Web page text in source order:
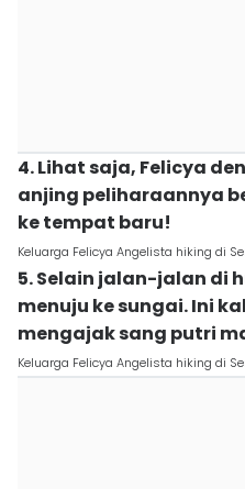
4. Lihat saja, Felicya
anjing peliharaannya
ke tempat baru!
Keluarga Felicya Angelista hiking di
5. Selain jalan-jalan di
menuju ke sungai. Ini
mengajak sang putri
Keluarga Felicya Angelista hiking di